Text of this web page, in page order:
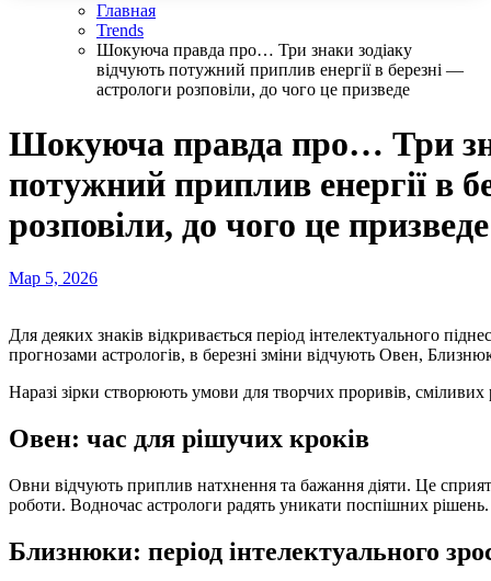
Главная
Trends
Шокуюча правда про… Три знаки зодіаку
відчують потужний приплив енергії в березні —
астрологи розповіли, до чого це призведе
Шокуюча правда про… Три
потужний приплив енергії в
розповіли, до чого це призведе
Мар 5, 2026
Для деяких знаків відкривається період інтелектуального піднесення, нових ідей та активної комунікації. За
прогнозами астрологів, в березні зміни відчують Овен,
Наразі зірки створюють умови для творчих проривів,
Овен: час для рішучих кроків
Овни відчують приплив натхнення та бажання діяти. Це
роботи. Водночас астрологи радять уникати поспішних рішень.
Близнюки: період інтелектуального